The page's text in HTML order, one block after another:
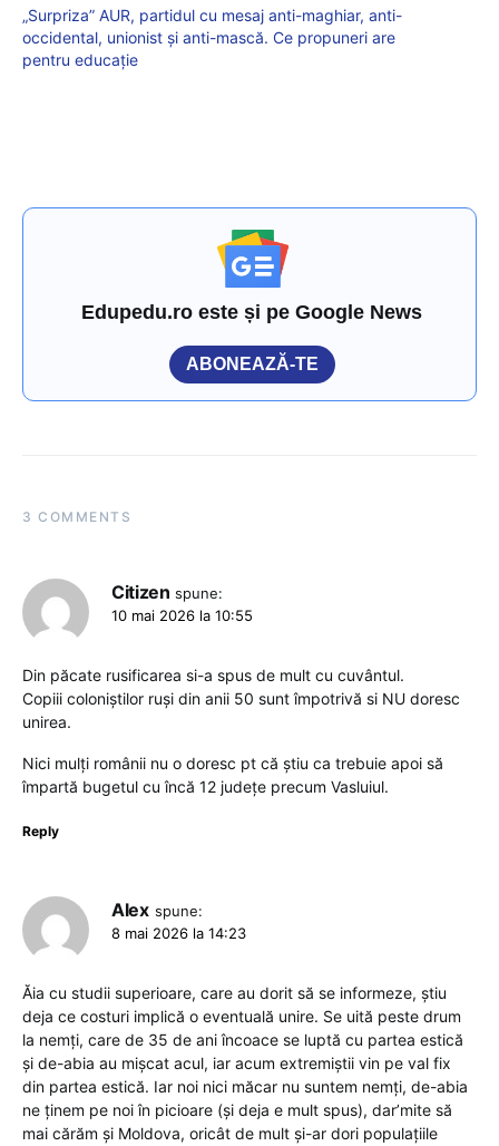
„Surpriza” AUR, partidul cu mesaj anti-maghiar, anti-
occidental, unionist și anti-mască. Ce propuneri are
pentru educație
Edupedu.ro este și pe Google News
ABONEAZĂ-TE
3 COMMENTS
Citizen spune:
10 mai 2026 la 10:55
Din păcate rusificarea si-a spus de mult cu cuvântul.
Copiii coloniștilor ruși din anii 50 sunt împotrivă si NU doresc
unirea.
Nici mulți românii nu o doresc pt că știu ca trebuie apoi să
împartă bugetul cu încă 12 județe precum Vasluiul.
Reply
Alex spune:
8 mai 2026 la 14:23
Ăia cu studii superioare, care au dorit să se informeze, știu
deja ce costuri implică o eventuală unire. Se uită peste drum
la nemți, care de 35 de ani încoace se luptă cu partea estică
și de-abia au mișcat acul, iar acum extremiștii vin pe val fix
din partea estică. Iar noi nici măcar nu suntem nemți, de-abia
ne ținem pe noi în picioare (și deja e mult spus), dar’mite să
mai cărăm și Moldova, oricât de mult și-ar dori populațiile